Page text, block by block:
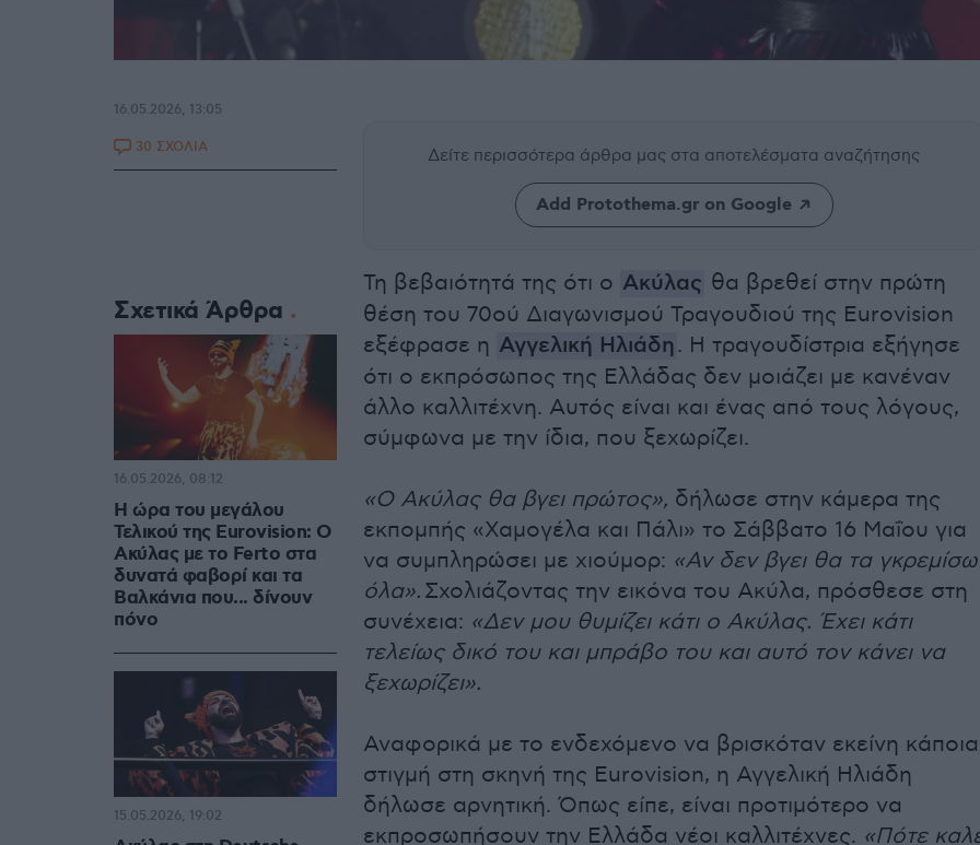
Δείτε περισσότερα άρθρα μας στα αποτελέσματα αναζήτησης
Add Protothema.gr on Google
Τη βεβαιότητά της ότι ο Ακύλας θα βρεθεί στην πρώτη
θέση του 70ού Διαγωνισμού Τραγουδιού της Eurovision
εξέφρασε η Αγγελική Ηλιάδη. Η τραγουδίστρια εξήγησε
ότι ο εκπρόσωπος της Ελλάδας δεν μοιάζει με κανέναν
άλλο καλλιτέχνη. Αυτός είναι και ένας από τους λόγους,
σύμφωνα με την ίδια, που ξεχωρίζει.
«Ο Ακύλας θα βγει πρώτος», δήλωσε στην κάμερα της
εκπομπής «Χαμογέλα και Πάλι» το Σάββατο 16 Μαΐου για
να συμπληρώσει με χιούμορ: «Αν δεν βγει θα τα γκρεμίσω
όλα». Σχολιάζοντας την εικόνα του Ακύλα, πρόσθεσε στη
συνέχεια: «Δεν μου θυμίζει κάτι ο Ακύλας. Έχει κάτι
τελείως δικό του και μπράβο του και αυτό τον κάνει να
ξεχωρίζει».
Αναφορικά με το ενδεχόμενο να βρισκόταν εκείνη κάποια
στιγμή στη σκηνή της Eurovision, η Αγγελική Ηλιάδη
δήλωσε αρνητική. Όπως είπε, είναι προτιμότερο να
εκπροσωπήσουν την Ελλάδα νέοι καλλιτέχνες. «Πότε
16.05.2026, 13:05
30 ΣΧΟΛΙΑ
Σχετικά Άρθρα
Η ώρα του μεγάλου
Τελικού της Eurovision: Ο
Ακύλας με το Ferto στα
δυνατά φαβορί και τα
Βαλκάνια που... δίνουν
πόνο
16.05.2026, 08:12
15.05.2026, 19:02